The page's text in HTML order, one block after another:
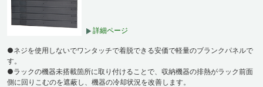
詳細ページ
●ネジを使用しないでワンタッチで着脱できる安価で軽量のブランクパネルで
す。
●ラックの機器未搭載箇所に取り付けることで、収納機器の排熱がラック前面
側に回りこむのを遮蔽し、機器の冷却状況を改善します。